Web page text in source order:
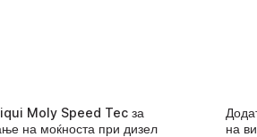
Moly Speed Tec за
на моќноста при дизел
на